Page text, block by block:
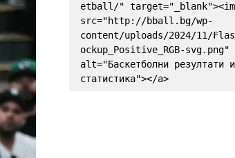
etball/"
src="http://bball.bg/wp-
content/uploads/2024/11/
ockup_Positive_RGB-svg.png"
alt="Баскетболни резултати и
статистика"></a>